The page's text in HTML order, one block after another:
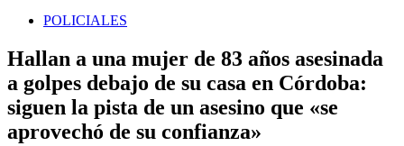
POLICIALES
Hallan a una mujer de 83 años asesinada
a golpes debajo de su casa en Córdoba:
siguen la pista de un asesino que «se
aprovechó de su confianza»